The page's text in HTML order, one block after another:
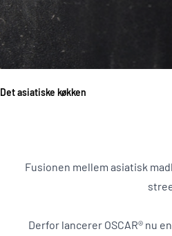
Det asiatiske køkken
Fusionen mellem asiatisk
Derfor lancerer OSCAR® nu